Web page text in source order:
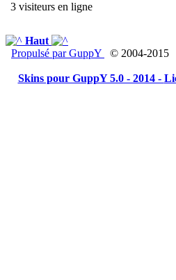
3 visiteurs en ligne
Haut
Propulsé par GuppY
© 2004-2015
Skins pour GuppY 5.0 - 2014 -